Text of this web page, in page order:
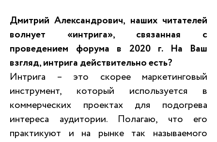
Дмитрий Александрович, наших читателей
волнует «интрига», связанная с
проведением форума в 2020 г. На Ваш
взгляд, интрига действительно есть?
Интрига – это скорее маркетинговый
инструмент, который используется в
коммерческих проектах для подогрева
интереса аудитории. Полагаю, что его
практикуют и на рынке так называемого